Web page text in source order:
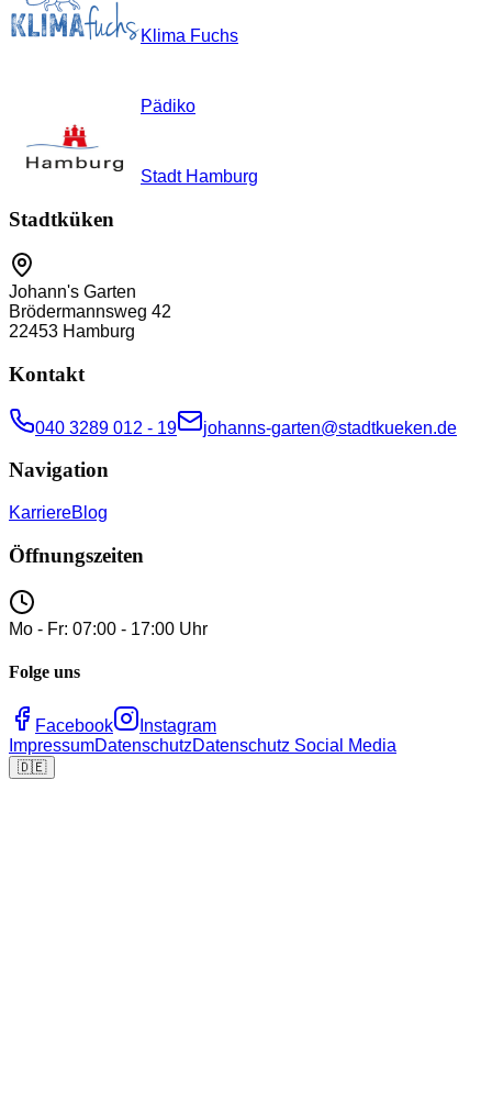
Klima Fuchs
Pädiko
Stadt Hamburg
Stadtküken
Johann's Garten
Brödermannsweg 42
22453 Hamburg
Kontakt
040 3289 012 - 19 johanns-garten@stadtkueken.de
Navigation
KarriereBlog
Öffnungszeiten
Mo - Fr: 07:00 - 17:00 Uhr
Folge uns
Facebook
Instagram
ImpressumDatenschutzDatenschutz Social Media
🇩🇪